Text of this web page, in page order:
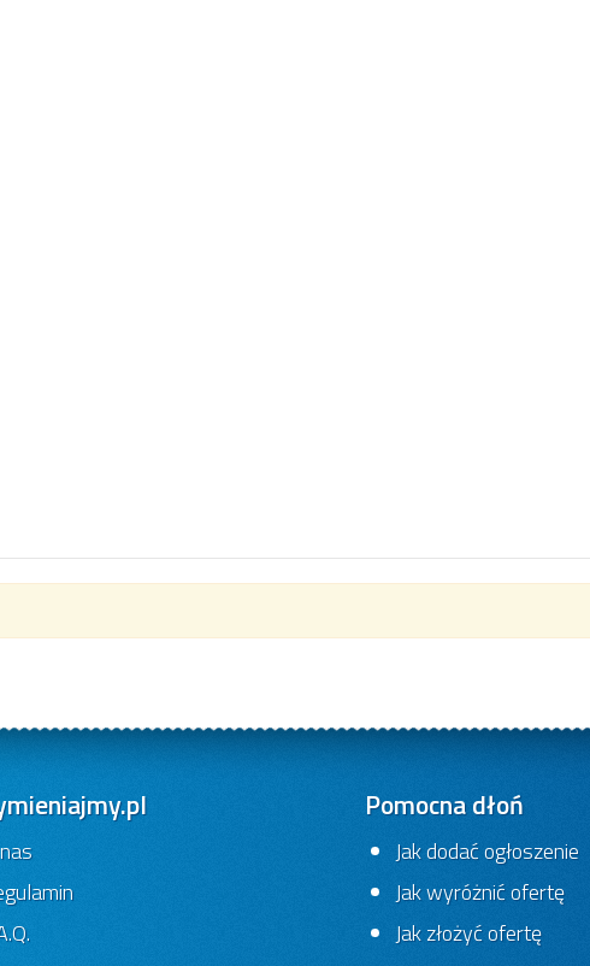
Pomocna dłoń
Jak dodać ogłoszenie
Jak wyróżnić ofertę
Jak złożyć ofertę